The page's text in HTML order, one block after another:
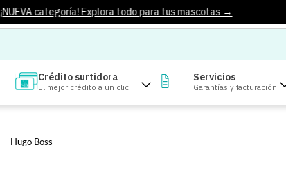
¡NUEVA categoría! Explora todo para tus mascotas →
Crédito surtidora
El mejor crédito a un clic
Servicios
Garantías y facturación
Hugo Boss